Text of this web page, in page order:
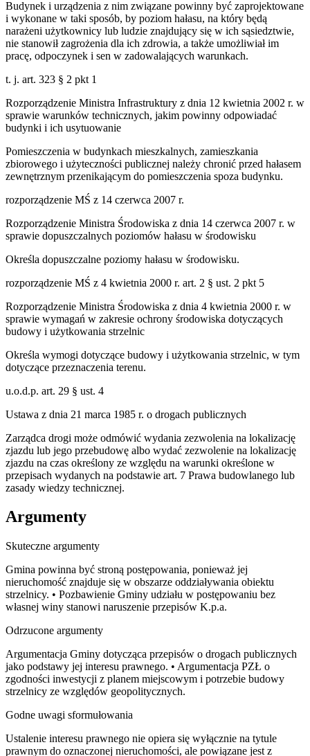
Budynek i urządzenia z nim związane powinny być zaprojektowane
i wykonane w taki sposób, by poziom hałasu, na który będą
narażeni użytkownicy lub ludzie znajdujący się w ich sąsiedztwie,
nie stanowił zagrożenia dla ich zdrowia, a także umożliwiał im
pracę, odpoczynek i sen w zadowalających warunkach.
t. j. art. 323 § 2 pkt 1
Rozporządzenie Ministra Infrastruktury z dnia 12 kwietnia 2002 r. w
sprawie warunków technicznych, jakim powinny odpowiadać
budynki i ich usytuowanie
Pomieszczenia w budynkach mieszkalnych, zamieszkania
zbiorowego i użyteczności publicznej należy chronić przed hałasem
zewnętrznym przenikającym do pomieszczenia spoza budynku.
rozporządzenie MŚ z 14 czerwca 2007 r.
Rozporządzenie Ministra Środowiska z dnia 14 czerwca 2007 r. w
sprawie dopuszczalnych poziomów hałasu w środowisku
Określa dopuszczalne poziomy hałasu w środowisku.
rozporządzenie MŚ z 4 kwietnia 2000 r. art. 2 § ust. 2 pkt 5
Rozporządzenie Ministra Środowiska z dnia 4 kwietnia 2000 r. w
sprawie wymagań w zakresie ochrony środowiska dotyczących
budowy i użytkowania strzelnic
Określa wymogi dotyczące budowy i użytkowania strzelnic, w tym
dotyczące przeznaczenia terenu.
u.o.d.p. art. 29 § ust. 4
Ustawa z dnia 21 marca 1985 r. o drogach publicznych
Zarządca drogi może odmówić wydania zezwolenia na lokalizację
zjazdu lub jego przebudowę albo wydać zezwolenie na lokalizację
zjazdu na czas określony ze względu na warunki określone w
przepisach wydanych na podstawie art. 7 Prawa budowlanego lub
zasady wiedzy technicznej.
Argumenty
Skuteczne argumenty
Gmina powinna być stroną postępowania, ponieważ jej
nieruchomość znajduje się w obszarze oddziaływania obiektu
strzelnicy. • Pozbawienie Gminy udziału w postępowaniu bez
własnej winy stanowi naruszenie przepisów K.p.a.
Odrzucone argumenty
Argumentacja Gminy dotycząca przepisów o drogach publicznych
jako podstawy jej interesu prawnego. • Argumentacja PZŁ o
zgodności inwestycji z planem miejscowym i potrzebie budowy
strzelnicy ze względów geopolitycznych.
Godne uwagi sformułowania
Ustalenie interesu prawnego nie opiera się wyłącznie na tytule
prawnym do oznaczonej nieruchomości, ale powiązane jest z